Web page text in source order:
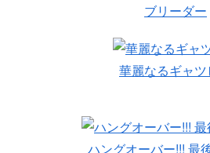
ブリーダー
華麗なるギャツ
ハングオーバー!!! 最